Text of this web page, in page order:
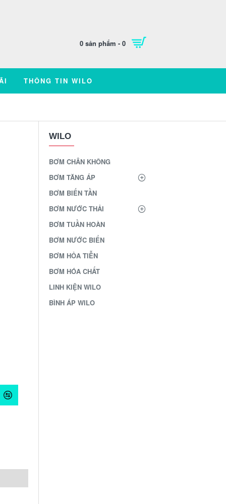
0 sản phẩm - 0
THÔNG TIN WILO
WILO
BƠM CHÂN KHÔNG
BƠM TĂNG ÁP
BƠM BIẾN TẦN
BƠM NƯỚC THẢI
BƠM TUẦN HOÀN
BƠM NƯỚC BIỂN
BƠM HỎA TIỄN
BƠM HÓA CHẤT
LINH KIỆN WILO
BÌNH ÁP WILO